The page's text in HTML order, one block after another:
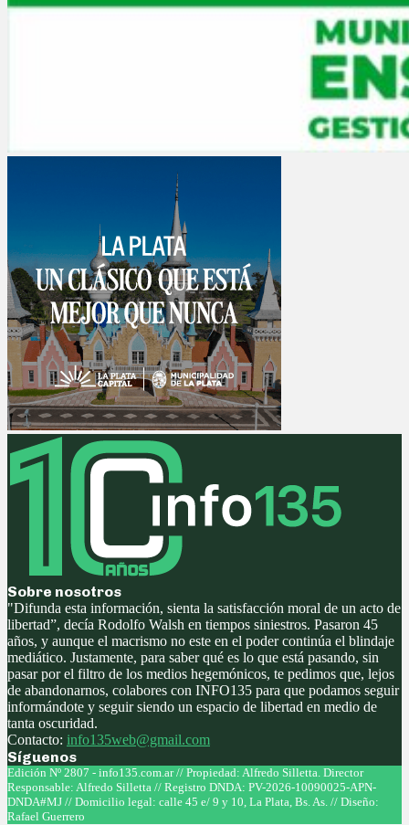
Sobre nosotros
"Difunda esta información, sienta la satisfacción moral de un acto de
libertad”, decía Rodolfo Walsh en tiempos siniestros. Pasaron 45
años, y aunque el macrismo no este en el poder continúa el blindaje
mediático. Justamente, para saber qué es lo que está pasando, sin
pasar por el filtro de los medios hegemónicos, te pedimos que, lejos
de abandonarnos, colabores con INFO135 para que podamos seguir
informándote y seguir siendo un espacio de libertad en medio de
tanta oscuridad.
Contacto: info135web@gmail.com
Síguenos
Facebook
Twitter
Instagram
Youtube
Edición Nº 2807 - info135.com.ar // Propiedad: Alfredo Silletta. Director
Responsable: Alfredo Silletta // Registro DNDA: PV-2026-10090025-APN-
DNDA#MJ // Domicilio legal: calle 45 e/ 9 y 10, La Plata, Bs. As. // Diseño:
Rafael Guerrero